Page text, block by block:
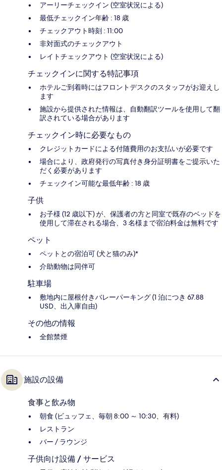
アーリーチェックイン (空室状況による)
最低チェックイン年齢 : 18 歳
チェックアウト時刻 : 11:00
非対面式のチェックアウト
レイトチェックアウト (空室状況による)
チェックインに関する特記事項
ホテルご到着時にはフロントデスクのスタッフがお迎えし
ます
施設から提供された情報は、自動翻訳ツールを使用して翻
訳されている場合があります
チェックイン時に必要なもの
クレジットカードによる付随費用のお支払いが必要です
場合により、政府発行の写真付き身分証明書をご提示いた
だく必要があります
チェックイン可能な最低年齢 : 18 歳
子供
お子様 (12 歳以下) が、保護者の方と同室で既存のベッドを
使用して滞在される場合、3 名様まで宿泊料金は無料です
ペット
ペットとの宿泊可 (犬と猫のみ)*
介助動物は同伴可
駐車場
敷地内に屋根付きバレーパーキング (1 泊につき 67.88
USD、出入庫自由)
その他の情報
全館禁煙
施設の設備
食事と飲み物
朝食 (ビュッフェ、毎朝 8:00 ～ 10:30、有料)
レストラン
バー / ラウンジ
子供向け設備 / サービス